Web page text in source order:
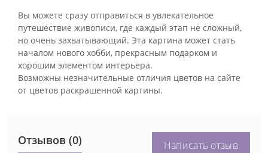
Вы можете сразу отправиться в увлекательное
путешествие живописи, где каждый этап не сложный,
но очень захватывающий. Эта картина может стать
началом нового хобби, прекрасным подарком и
хорошим элементом интерьера.
Возможны незначительные отличия цветов на сайте
от цветов раскрашенной картины.
Отзывов (0) Написать отзыв